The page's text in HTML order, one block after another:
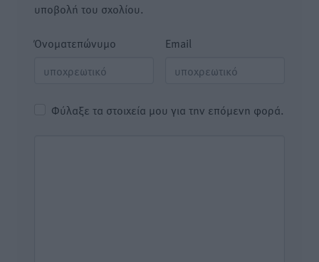
υποβολή του σχολίου.
Όνοματεπώνυμο Email
Φύλαξε τα στοιχεία μου για την επόμενη φορά.